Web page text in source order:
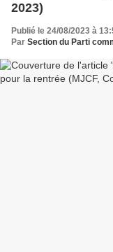
2023)
Publié le 24/08/2023 à
Par Section du Parti